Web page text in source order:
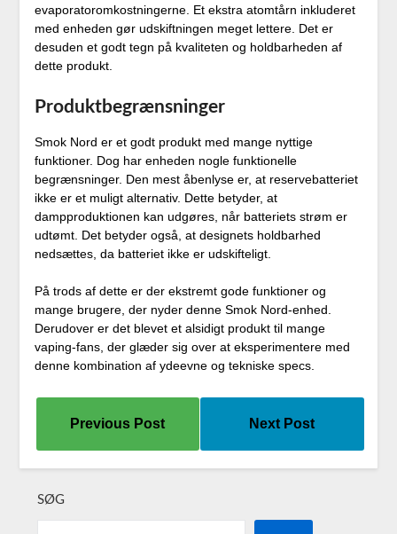
evaporatoromkostningerne. Et ekstra atomtårn inkluderet
med enheden gør udskiftningen meget lettere. Det er
desuden et godt tegn på kvaliteten og holdbarheden af
dette produkt.
Produktbegrænsninger
Smok Nord er et godt produkt med mange nyttige
funktioner. Dog har enheden nogle funktionelle
begrænsninger. Den mest åbenlyse er, at reservebatteriet
ikke er et muligt alternativ. Dette betyder, at
dampproduktionen kan udgøres, når batteriets strøm er
udtømt. Det betyder også, at designets holdbarhed
nedsættes, da batteriet ikke er udskifteligt.
På trods af dette er der ekstremt gode funktioner og
mange brugere, der nyder denne Smok Nord-enhed.
Derudover er det blevet et alsidigt produkt til mange
vaping-fans, der glæder sig over at eksperimentere med
denne kombination af ydeevne og tekniske specs.
Previous Post Next Post
SØG